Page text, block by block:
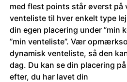
med flest points står øverst på
venteliste til hver enkelt type
din egen placering under ”min
”min venteliste”. Vær
dynamisk venteliste, så den
dag. Du kan se din placering
efter, du har lavet din